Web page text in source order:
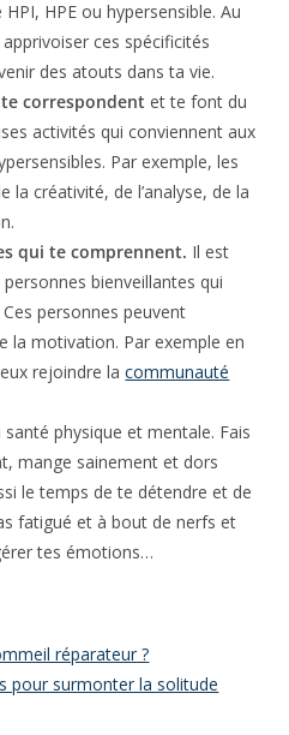
le développement de
pour mieux
et accepte-toi comme tu
HPI, HPE ou
en apprenant à apprivoiser
peuvent devenir des atouts
correspondent
et te font
activités qui
HPI, HPE ou hypersensibles.
nécessitent de la créativité,
ou de l’innovation.
qui te comprennent. Il est
bienveillantes qui
personnes peuvent
la motivation. Par exemple en
rejoindre la
physique et mentale.
mange sainement et
aussi le temps de te